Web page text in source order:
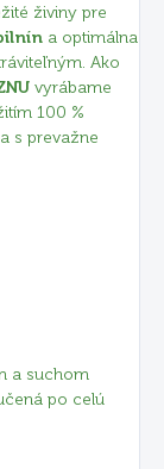
živiny pre
a optimálna
Ako
vyrábame
100 %
s prevažne
a suchom
po celú